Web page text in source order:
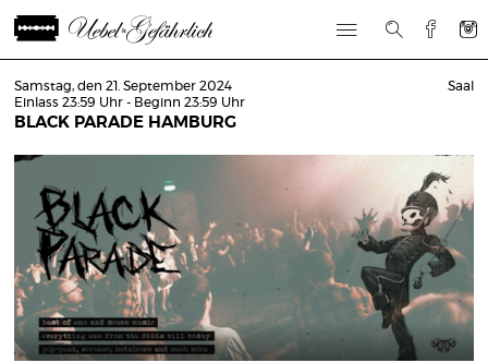
Samstag, den 21. September 2024
Einlass 23:59 Uhr - Beginn 23:59 Uhr
BLACK PARADE HAMBURG
Saal